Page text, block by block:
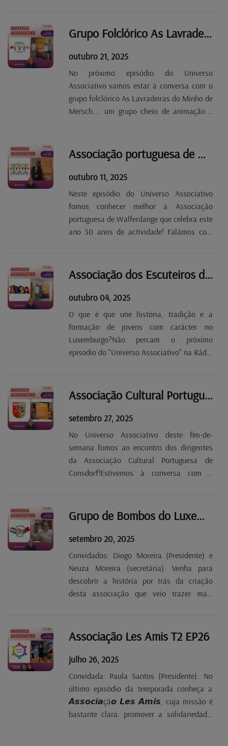
os mais necessitados... este sábado entre o
meio-dia e a...
Grupo Folclórico As Lavradeiras do Minho de Mersch T3 E5
outubro 21, 2025
No próximo episódio do Universo
Associativo vamos estar à conversa com o
grupo folclórico As Lavradeiras do Minho de
Mersch.... um grupo cheio de animação e
nos falou do trabalho que já fizeram, dos
planos para o...
Associação portuguesa de Walferdange T3 E4
outubro 11, 2025
Neste episódio do Universo Associativo
fomos conhecer melhor a Associação
portuguesa de Walferdange que celebra este
ano 30 anos de actividade! Falámos com
desenvolvem e os desafios que enfrentam.
Falta de apoios...
Associação dos Escuteiros de Santo Afonso T3 E3
outubro 04, 2025
O que é que une história, tradição e a
formação de jovens com carácter no
Luxemburgo?Não percam o próximo
episodio do "Universo Associativo" na Rádio
Santo Afonso do Luxemburgo, Bruno
Martins.Vamos descobrir as origens...
Associação Cultural Portuguesa de Consdorf T3 E2
setembro 27, 2025
No Universo Associativo deste fim-de-
semana fomos ao encontro dos dirigentes
da Associação Cultural Portuguesa de
Consdorf!Estivemos à conversa com o
festa que vai ter lugar no próximo dia 18 e
que vai trazer...
Grupo de Bombos do Luxemburgo - "Amor à Pátria" T3 EP1
setembro 20, 2025
Convidados: Diogo Moreira (Presidente) e
Neuza Moreira (secretária). Venha para
descobrir a história por trás da criação
desta associação que veio trazer mais
grupo em fevereiro? Todas as respostas
neste novo...
Associação Les Amis T2 EP26
julho 26, 2025
Convidada: Paula Santos (Presidente). No
último episódio da temporada conheça a
𝘼𝙨𝙨𝙤𝙘𝙞𝙖çã𝙤 𝙇𝙚𝙨 𝘼𝙢𝙞𝙨, cuja missão é
bastante clara: promover a solidariedade,